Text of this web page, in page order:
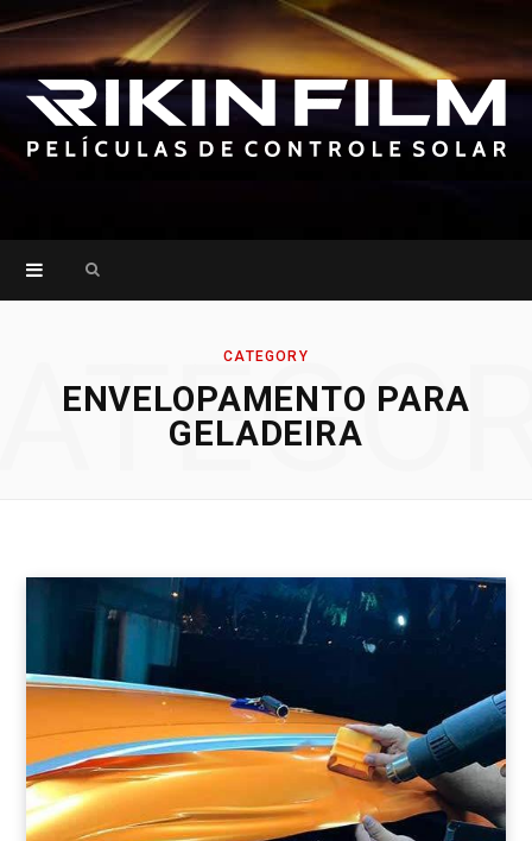
CATEGORY
ENVELOPAMENTO PARA
GELADEIRA